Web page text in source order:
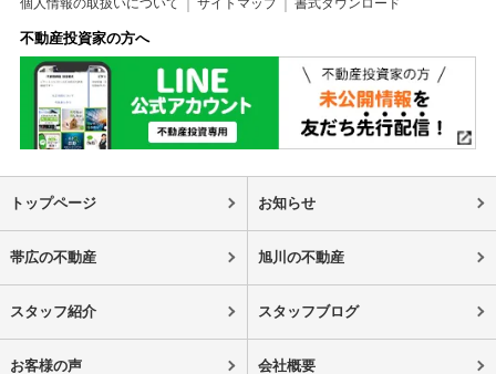
個人情報の取扱いについて
サイトマップ 書式ダウンロード
不動産投資家の方へ
トップページ お知らせ
帯広の不動産 旭川の不動産
スタッフ紹介 スタッフブログ
お客様の声 会社概要